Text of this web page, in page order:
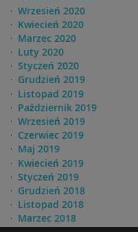
Wrzesień 2020
Kwiecień 2020
Marzec 2020
Luty 2020
Styczeń 2020
Grudzień 2019
Listopad 2019
Pażdziernik 2019
Wrzesień 2019
Czerwiec 2019
Maj 2019
Kwiecień 2019
Styczeń 2019
Grudzień 2018
Listopad 2018
Marzec 2018